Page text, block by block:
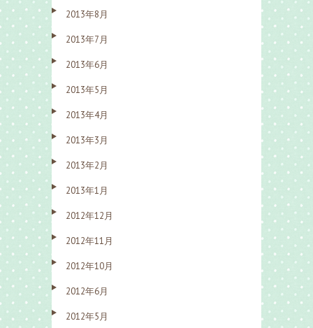
2013年8月
2013年7月
2013年6月
2013年5月
2013年4月
2013年3月
2013年2月
2013年1月
2012年12月
2012年11月
2012年10月
2012年6月
2012年5月